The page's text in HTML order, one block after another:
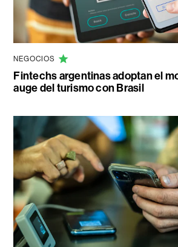
NEGOCIOS
Fintechs argentinas adoptan el
auge del turismo con Brasil